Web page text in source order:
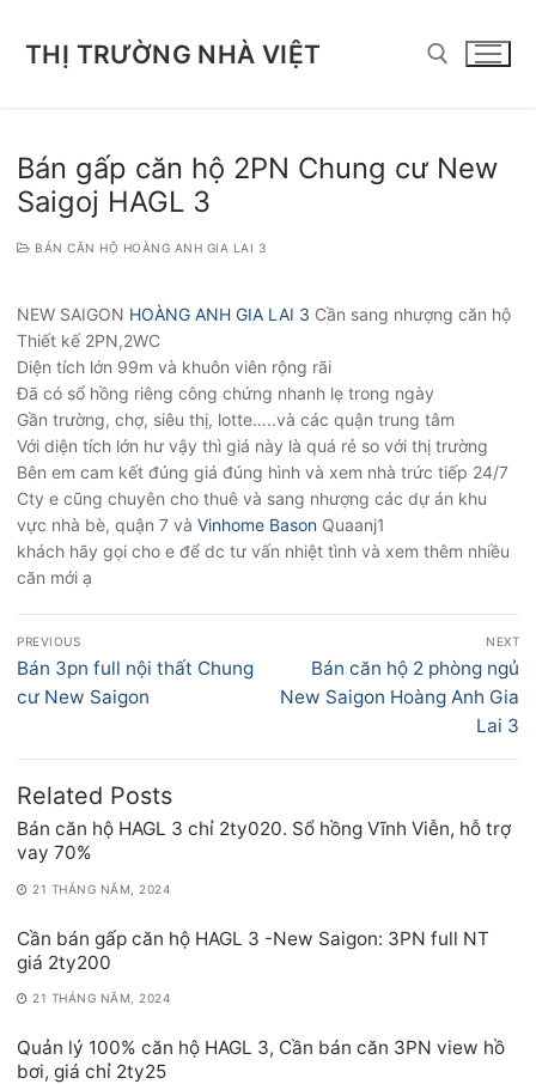
THỊ TRƯỜNG NHÀ VIỆT
Bán gấp căn hộ 2PN Chung cư New
Saigoj HAGL 3
BÁN CĂN HỘ HOÀNG ANH GIA LAI 3
NEW SAIGON HOÀNG ANH GIA LAI 3 Cần sang nhượng căn hộ
Thiết kế 2PN,2WC
Diện tích lớn 99m và khuôn viên rộng rãi
Đã có sổ hồng riêng công chứng nhanh lẹ trong ngày
Gần trường, chợ, siêu thị, lotte…..và các quận trung tâm
Với diện tích lớn hư vậy thì giá này là quá rẻ so với thị trường
Bên em cam kết đúng giá đúng hình và xem nhà trức tiếp 24/7
Cty e cũng chuyên cho thuê và sang nhượng các dự án khu
vực nhà bè, quận 7 và Vinhome Bason Quaanj1
khách hãy gọi cho e để dc tư vấn nhiệt tình và xem thêm nhiều
căn mới ạ
Điều
hướng
bài
PREVIOUS
Previous
post:
Bán 3pn full nội thất Chung
cư New Saigon
NEXT
Next
post:
Bán căn hộ 2 phòng ngủ
New Saigon Hoàng Anh Gia
Lai 3
Related Posts
Bán căn hộ HAGL 3 chỉ 2ty020. Sổ hồng Vĩnh Viễn, hỗ trợ
vay 70%
21 THÁNG NĂM, 2024
Cần bán gấp căn hộ HAGL 3 -New Saigon: 3PN full NT
giá 2ty200
21 THÁNG NĂM, 2024
Quản lý 100% căn hộ HAGL 3, Cần bán căn 3PN view hồ
bơi, giá chỉ 2ty25